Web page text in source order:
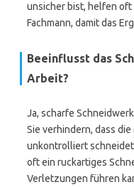
unsicher bist, helfen
Fachmann, damit das
Beeinflusst das
Arbeit?
Ja, scharfe
Sie verhindern, dass
unkontrolliert
oft ein ruckartiges
Verletzungen führen